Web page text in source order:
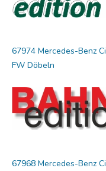
67974 Mercedes-Benz
FW Döbeln
67968 Mercedes-Benz